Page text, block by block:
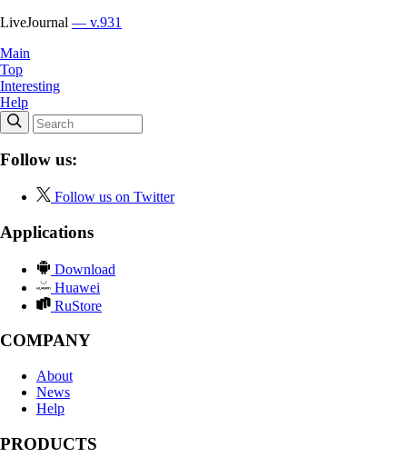
LiveJournal — v.931
Main
Top
Interesting
Help
Follow us:
Follow us on Twitter
Applications
Download
Huawei
RuStore
COMPANY
About
News
Help
PRODUCTS